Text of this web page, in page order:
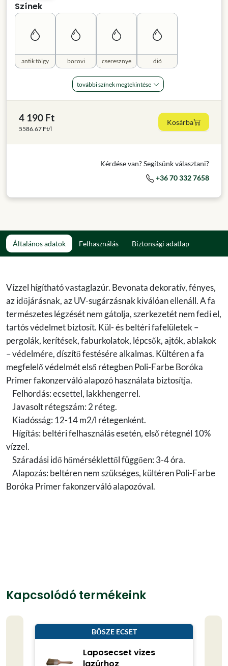
Színek
antik tölgy borovi cseresznye dió
további színek megtekintése
4 190 Ft
5586.67 Ft/l
Kosárba
Kérdése van? Segítsünk választani?
+36 70 332 7658
Általános adatok Felhasználás Biztonsági adatlap
Vízzel hígítható vastaglazúr. Bevonata dekoratív, fényes,
az időjárásnak, az UV-sugárzásnak kiválóan ellenáll. A fa
természetes légzését nem gátolja, szerkezetét nem fedi el,
tartós védelmet biztosít. Kül- és beltéri fafelületek –
pergolák, kerítések, faburkolatok, lépcsők, ajtók, ablakok
– védelmére, díszítő festésére alkalmas. Kültéren a fa
megfelelő védelmét első rétegben Poli-Farbe Boróka
Primer fakonzerváló alapozó használata biztosítja.
Felhordás: ecsettel, lakkhengerrel.
Javasolt rétegszám: 2 réteg.
Kiadósság: 12-14 m2/l rétegenként.
Hígítás: beltéri felhasználás esetén, első rétegnél 10%
vízzel.
Száradási idő hőmérséklettől függően: 3-4 óra.
Alapozás: beltéren nem szükséges, kültéren Poli-Farbe
Boróka Primer fakonzerváló alapozóval.
Kapcsolódó termékeink
BŐSZE ECSET
Laposecset vizes